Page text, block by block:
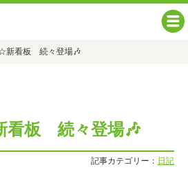
新看板 続々登場🎶
看板 続々登場🎶
記事カテゴリー： 日記